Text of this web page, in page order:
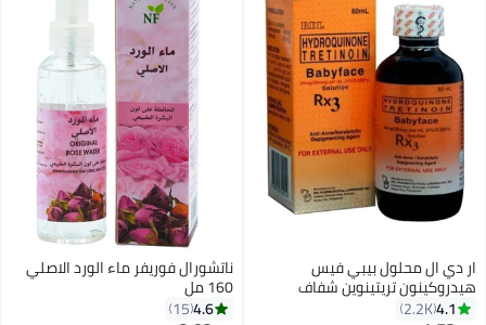
ار دي ال محلول بيبي فيس
هيدروكينون تريتينوين شفاف
60ملليلتر4.1
2.2K
ناتشورال فوريفر ماء الورد الاصلي
160 مل
4.6
15